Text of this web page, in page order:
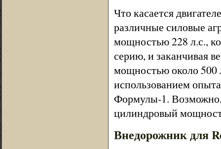
Что касается
различные силовые
мощностью 228 л.с.,
серию, и заканчивая
мощностью около 500
использованием
Формулы-1. Возможно,
цилиндровый
Внедорожник для